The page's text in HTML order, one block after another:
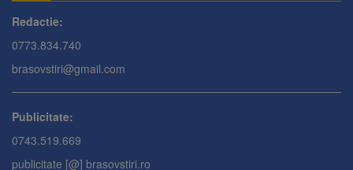
Redactie:
0773.834.740
brasovstiri@gmail.com
Publicitate:
0743.519.669
publicitate [@] brasovstiri.ro